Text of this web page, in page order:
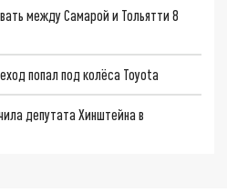
между Самарой и Тольятти 8
попал под колёса Toyota
депутата Хинштейна в